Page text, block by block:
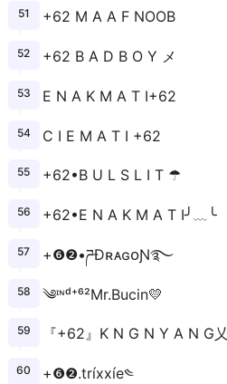
+62 M A A F NOOB
+62 B A D B O Y メ
E N A K M A T I+62
C I E M A T I +62
+62•B U L S L I T ☂
+62•E N A K M A T I╯﹏╰
+❻❷•ཌĐʀᴀɢᴏƝ️࿐
༄ᶦᶰᵈ⁺⁶²Mr.Bucin💛
『+62』K N G N Y A N G乂
+❻❷.tríххíe༤